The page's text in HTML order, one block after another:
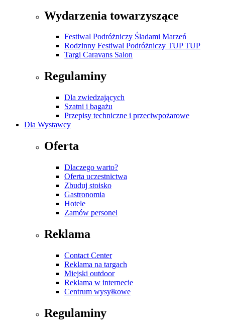
Wydarzenia towarzyszące
Festiwal Podróżniczy Śladami Marzeń
Rodzinny Festiwal Podróżniczy TUP TUP
Targi Caravans Salon
Regulaminy
Dla zwiedzających
Szatni i bagażu
Przepisy techniczne i przeciwpożarowe
Dla Wystawcy
Oferta
Dlaczego warto?
Oferta uczestnictwa
Zbuduj stoisko
Gastronomia
Hotele
Zamów personel
Reklama
Contact Center
Reklama na targach
Miejski outdoor
Reklama w internecie
Centrum wysyłkowe
Regulaminy